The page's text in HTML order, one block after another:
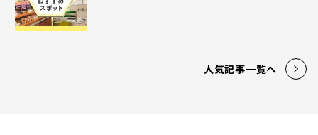
人気記事一覧へ